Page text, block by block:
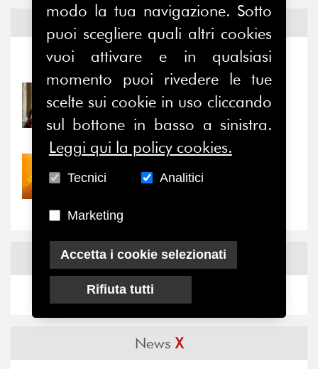
Eventi
Notizie - Eventi
31/07/2026
Prima della pausa estiva,
il valore di...
Nove anni dopo la
NewsFacebook
NewsX
modo la tua navigazione. Sotto
puoi scegliere quali altri cookies
vuoi attivare e in qualsiasi
momento puoi rivedere le tue
scelte sui cookie in uso cliccando
sul bottone in basso a sinistra.
Leggi qui la policy cookies.
Tecnici Analitici
Marketing
Accetta i cookie selezionati
Rifiuta tutti